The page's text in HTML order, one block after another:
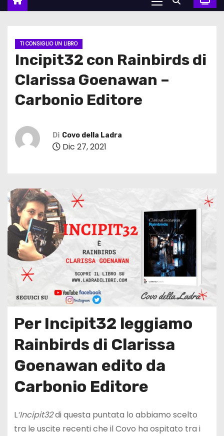
TI CONSIGLIO UN LIBRO
Incipit32 con Rainbirds di
Clarissa Goenawan –
Carbonio Editore
Di Covo della Ladra
Dic 27, 2021
Per Incipit32 leggiamo
Rainbirds di Clarissa
Goenawan edito da
Carbonio Editore
L‘Incipit32di questa puntata lo abbiamo scelto
tra le uscite recenti che il Covo ha ospitato tra i